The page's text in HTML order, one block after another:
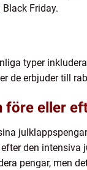
Friday.
typer
de erbjuder till
före eller
den intensiva
pengar, men